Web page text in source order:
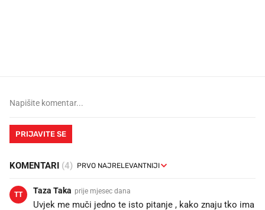
PRIJAVITE SE
KOMENTARI (4)
TT Taza Taka prije mjesec dana
Uvjek me muči jedno te isto pitanje , kako znaju tko ima